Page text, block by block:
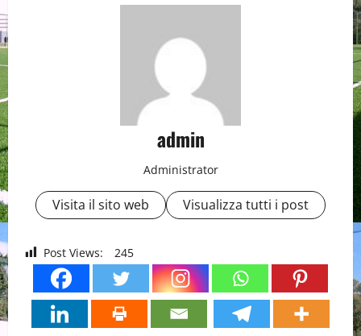
admin
Administrator
Visita il sito web Visualizza tutti i post
Post Views: 245